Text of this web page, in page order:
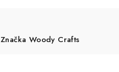
Značka Woody Crafts